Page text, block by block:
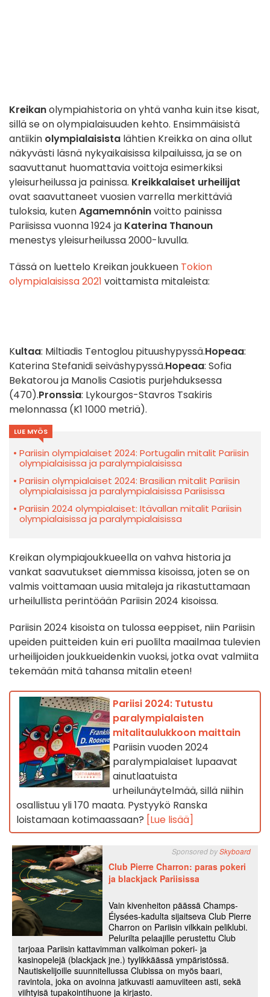
Kreikanolympiahistoria on yhtä vanha kuin itse kisat,
sillä se on olympialaisuuden kehto. Ensimmäisistä
antiikin olympialaisista lähtien Kreikka on aina ollut
näkyvästi läsnä nykyaikaisissa kilpailuissa, ja se on
saavuttanut huomattavia voittoja esimerkiksi
yleisurheilussa ja painissa. Kreikkalaiset urheilijat
ovat saavuttaneet vuosien varrella merkittäviä
tuloksia, kutenAgamemnóninvoitto painissa
Pariisissa vuonna 1924 ja Katerina Thanoun
menestys yleisurheilussa 2000-luvulla.
Tässä on luettelo Kreikan joukkueen Tokion
olympialaisissa 2021 voittamista mitaleista:
Kultaa: Miltiadis Tentoglou pituushypyssä.Hopeaa:
Katerina Stefanidi seiväshypyssä.Hopeaa: Sofia
Bekatorou ja Manolis Casiotis purjehduksessa
(470).Pronssia: Lykourgos-Stavros Tsakiris
melonnassa (K1 1000 metriä).
LUE MYÖS
Pariisin olympialaiset 2024: Portugalin mitalit Pariisin
olympialaisissa ja paralympialaisissa
Pariisin olympialaiset 2024: Brasilian mitalit Pariisin
olympialaisissa ja paralympialaisissa Pariisissa
Pariisin 2024 olympialaiset: Itävallan mitalit Pariisin
olympialaisissa ja paralympialaisissa
Kreikan olympiajoukkueella on vahva historia ja
vankat saavutukset aiemmissa kisoissa, joten se on
valmis voittamaan uusia mitaleja ja rikastuttamaan
urheilullista perintöään Pariisin 2024 kisoissa.
Pariisin 2024 kisoista on tulossa eeppiset, niin Pariisin
upeiden puitteiden kuin eri puolilta maailmaa tulevien
urheilijoiden joukkueidenkin vuoksi, jotka ovat valmiita
tekemään mitä tahansa mitalin eteen!
Pariisi 2024: Tutustu
paralympialaisten
mitalitaulukkoon maittain
Pariisin vuoden 2024
paralympialaiset lupaavat
ainutlaatuista
urheilunäytelmää, sillä niihin
osallistuu yli 170 maata. Pystyykö Ranska
loistamaan kotimaassaan? [Lue lisää]